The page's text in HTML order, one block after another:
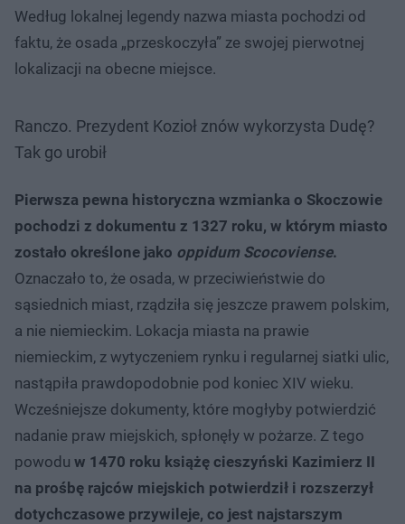
Według lokalnej legendy nazwa miasta pochodzi od
faktu, że osada „przeskoczyła” ze swojej pierwotnej
lokalizacji na obecne miejsce.
Ranczo. Prezydent Kozioł znów wykorzysta Dudę?
Tak go urobił
Pierwsza pewna historyczna wzmianka o Skoczowie
pochodzi z dokumentu z 1327 roku, w którym miasto
zostało określone jako oppidum Scocoviense.
Oznaczało to, że osada, w przeciwieństwie do
sąsiednich miast, rządziła się jeszcze prawem polskim,
a nie niemieckim. Lokacja miasta na prawie
niemieckim, z wytyczeniem rynku i regularnej siatki ulic,
nastąpiła prawdopodobnie pod koniec XIV wieku.
Wcześniejsze dokumenty, które mogłyby potwierdzić
nadanie praw miejskich, spłonęły w pożarze. Z tego
powodu w 1470 roku książę cieszyński Kazimierz II
na prośbę rajców miejskich potwierdził i rozszerzył
dotychczasowe przywileje, co jest najstarszym